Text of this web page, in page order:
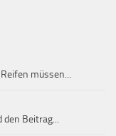
müssen...
den Beitrag...